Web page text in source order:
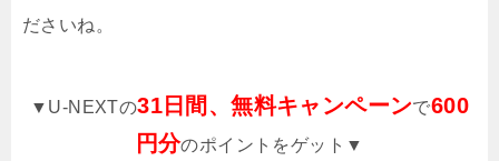
ださいね。
▼U-NEXTの31日間、無料キャンペーンで600
円分のポイントをゲット▼